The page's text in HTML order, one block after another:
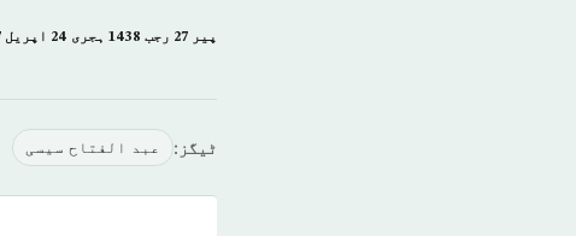
پیر 27 رجب 1438 ہجری­ 24 اپریل 2017ء شمارہ: (14027)
ٹیگز: عبد الفتاح سیسی